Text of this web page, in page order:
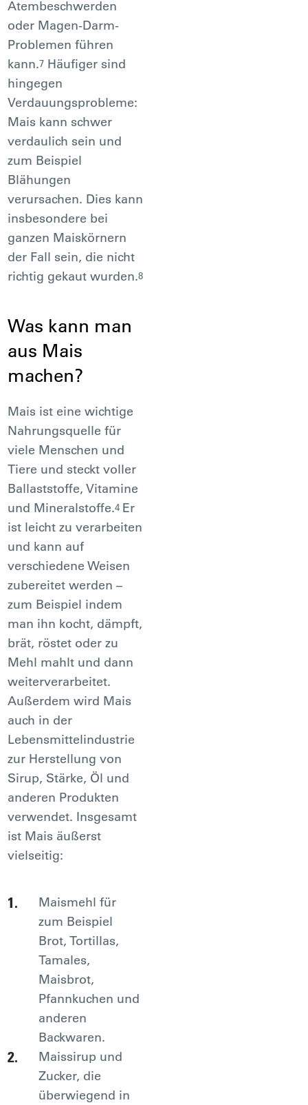
Atembeschwerden
oder Magen-Darm-
Problemen führen
kann.7 Häufiger sind
hingegen
Verdauungsprobleme:
Mais kann schwer
verdaulich sein und
zum Beispiel
Blähungen
verursachen. Dies kann
insbesondere bei
ganzen Maiskörnern
der Fall sein, die nicht
richtig gekaut wurden.8
Was kann man
aus Mais
machen?
Mais ist eine wichtige
Nahrungsquelle für
viele Menschen und
Tiere und steckt voller
Ballaststoffe, Vitamine
und Mineralstoffe.4 Er
ist leicht zu verarbeiten
und kann auf
verschiedene Weisen
zubereitet werden –
zum Beispiel indem
man ihn kocht, dämpft,
brät, röstet oder zu
Mehl mahlt und dann
weiterverarbeitet.
Außerdem wird Mais
auch in der
Lebensmittelindustrie
zur Herstellung von
Sirup, Stärke, Öl und
anderen Produkten
verwendet. Insgesamt
ist Mais äußerst
vielseitig:
Maismehl für
zum Beispiel
Brot, Tortillas,
Tamales,
Maisbrot,
Pfannkuchen und
anderen
Backwaren.
Maissirup und
Zucker, die
überwiegend in